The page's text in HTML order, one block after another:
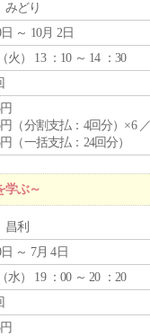
どり
～ 10月 2日
火 ） 13 ：10 ～ 14 ：30
円（分割支払：4回分）×6
円（一括支払：24回分）
学ぶ～
利
～ 7月 4日
水） 19 ：00 ～ 20 ：20